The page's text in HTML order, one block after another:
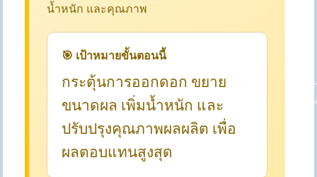
น้ำหนัก และคุณภาพ
🎯 เป้าหมายขั้นตอนนี้
กระตุ้นการออกดอก ขยาย
ขนาดผล เพิ่มน้ำหนัก และ
ปรับปรุงคุณภาพผลผลิต เพื่อ
ผลตอบแทนสูงสุด